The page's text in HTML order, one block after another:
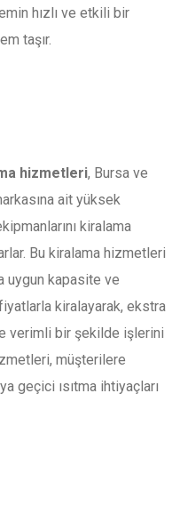
hızlı ve etkili bir
taşır.
hizmetleri, Bursa ve
ait yüksek
kiralama
Bu kiralama hizmetleri
uygun kapasite ve
kiralayarak, ekstra
verimli bir şekilde işlerini
müşterilere
geçici ısıtma ihtiyaçları